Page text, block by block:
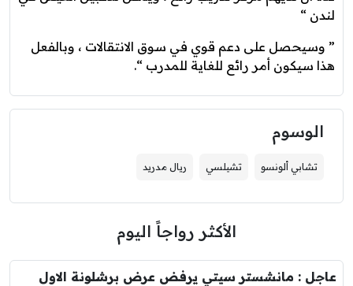
لندن “
” وسيحصل على دعم قوي في سوق الانتقالات ، وبالفعل
هذا سيكون أمر رائع للغاية للمدرب “.
الوسوم
تشابي ألونسو تشيلسي ريال مدريد
الأكثر رواجاً اليوم
عاجل : مانشستر سيتي يرفض عرض برشلونة الاول